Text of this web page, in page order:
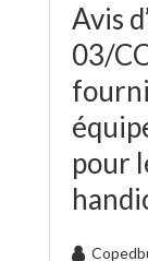
Avis
03/
pour